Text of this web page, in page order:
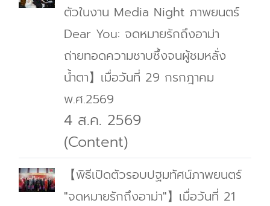
ตัวในงาน Media Night ภาพยนตร์
Dear You: จดหมายรักถึงอาม่า
ถ่ายทอดความซาบซึ้งจนผู้ชมหลั่ง
น้ำตา】เมื่อวันที่ 29 กรกฎาคม
พ.ศ.2569
4 ส.ค. 2569
(Content)
【พิธีเปิดตัวรอบปฐมทัศน์ภาพยนตร์
"จดหมายรักถึงอาม่า"】เมื่อวันที่ 21